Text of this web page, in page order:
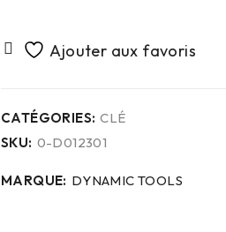
CATÉGORIES: CLÉ
SKU: 0-D012301
MARQUE: DYNAMIC TOOLS